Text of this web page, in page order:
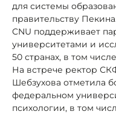
для системы
правительству
CNU поддерживает
университетами и
50 странах, в том
На встрече ректор
Шебзухова отметила
федеральном
психологии, в том